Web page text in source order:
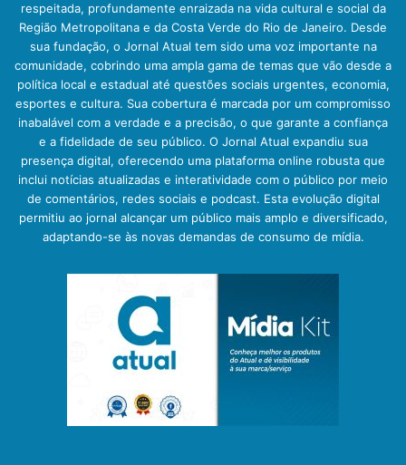
respeitada, profundamente enraizada na vida cultural e social da
Região Metropolitana e da Costa Verde do Rio de Janeiro. Desde
sua fundação, o Jornal Atual tem sido uma voz importante na
comunidade, cobrindo uma ampla gama de temas que vão desde a
política local e estadual até questões sociais urgentes, economia,
esportes e cultura. Sua cobertura é marcada por um compromisso
inabalável com a verdade e a precisão, o que garante a confiança
e a fidelidade de seu público. O Jornal Atual expandiu sua
presença digital, oferecendo uma plataforma online robusta que
inclui notícias atualizadas e interatividade com o público por meio
de comentários, redes sociais e podcast. Esta evolução digital
permitiu ao jornal alcançar um público mais amplo e diversificado,
adaptando-se às novas demandas de consumo de mídia.